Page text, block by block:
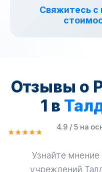
Свяжитесь с
Отзывы о
1 в
★★★★★
4.9 / 5 на
Узнайте
учреждений